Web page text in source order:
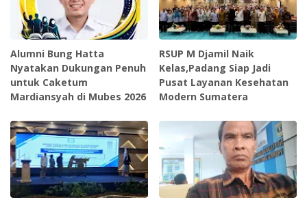
Alumni Bung Hatta
Nyatakan Dukungan Penuh
untuk Caketum
Mardiansyah di Mubes 2026
RSUP M Djamil Naik
Kelas,Padang Siap Jadi
Pusat Layanan Kesehatan
Modern Sumatera